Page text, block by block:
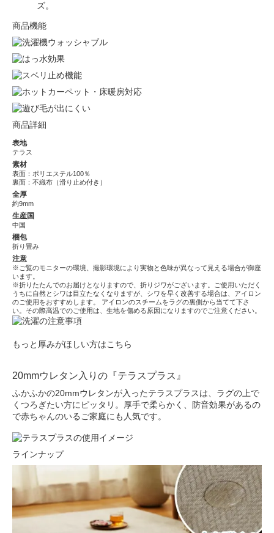
ズ。
商品機能
商品詳細
表地
テラス
素材
表面：ポリエステル100％
裏面：不織布（滑り止め付き）
全厚
約9mm
生産国
中国
梱包
折り畳み
注意
※ご覧のモニターの環境、撮影環境により実物と色味が異なって見える場合が御座
います。
※折りたたんでのお届けとなりますので、折りジワがございます。ご使用いただく
うちに自然とシワは目立たなくなりますが、シワを早く改善する場合は、アイロン
のご使用をおすすめします。 アイロンのスチームをラグの裏側から当てて下さ
い。その際高温でのご使用は、生地を傷める原因になりますのでご注意ください。
もっと厚みがほしい方はこちら
20mmウレタン入りの『テラスプラス』
ふかふかの20mmウレタンが入ったテラスプラスは、ラグの上で
くつろぎたい方にピッタリ。厚手で柔らかく、防音効果があるの
で赤ちゃんのいるご家庭にも人気です。
ラインナップ